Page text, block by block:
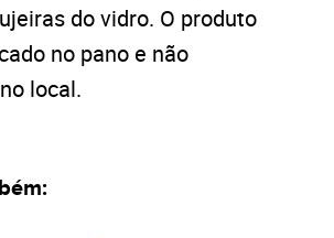
do vidro. O produto
no pano e não
local.